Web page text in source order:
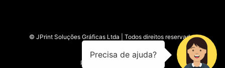
© JPrint Soluções Gráficas Ltda | Todos direitos reservados
Política de Privacidade